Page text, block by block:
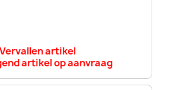
Vervallen artikel
artikel op aanvraag